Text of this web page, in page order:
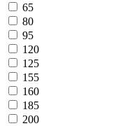
65
80
95
120
125
155
160
185
200